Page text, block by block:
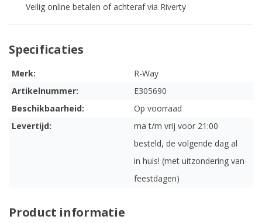
Veilig online betalen of achteraf via Riverty
Specificaties
Merk:
R-Way
Artikelnummer:
E305690
Beschikbaarheid:
Op voorraad
Levertijd:
ma t/m vrij voor 21:00
besteld, de volgende dag al
in huis! (met uitzondering van
feestdagen)
Product informatie